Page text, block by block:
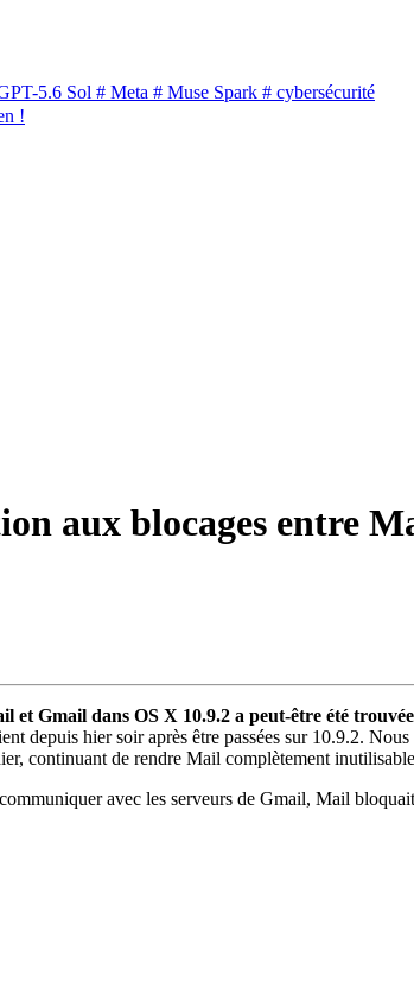
5.6 Sol # Meta # Muse Spark # cybersécurité
!
aux blocages entre
et Gmail dans OS X 10.9.2 a peut-être été trouvée
depuis hier soir après être passées sur 10.9.2.
continuant de rendre Mail complètement
avec les serveurs de Gmail, Mail